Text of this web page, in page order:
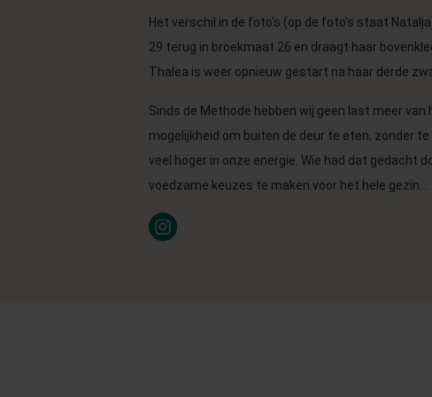
Het verschil in de foto’s (op de foto's staat
29 terug in broekmaat 26 en draagt haar
Thalea is weer opnieuw gestart na haar derde
Sinds de Methode hebben wij geen last meer
mogelijkheid om buiten de deur te eten, zonder
veel hoger in onze energie. Wie had dat gedacht
voedzame keuzes te maken voor het hele gezin...